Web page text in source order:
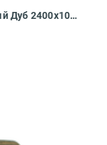
18 Плинтус Finitura Dekor Шпонированный Дуб 2400x100x30